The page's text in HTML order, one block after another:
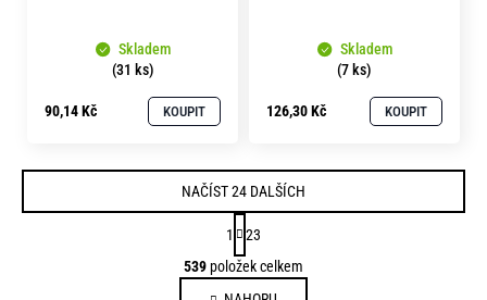
Skladem
(31 ks)
90,14 Kč KOUPIT
Skladem
(7 ks)
126,30 Kč KOUPIT
O
v
NAČÍST 24 DALŠÍCH
t
r
á
1
23
539položek celkem